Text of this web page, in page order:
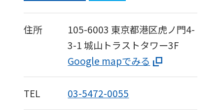
住所 105-6003 東京都港区虎ノ門4-
3-1 城山トラストタワー3F
Google mapでみる
TEL 03-5472-0055
service,
the
Japanese
version
of
this